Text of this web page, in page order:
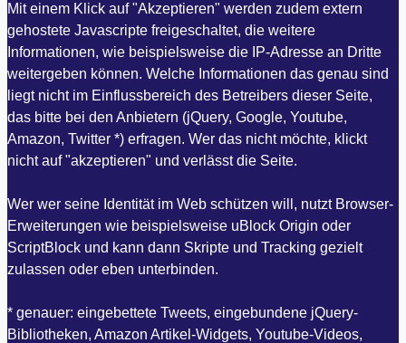
Mit einem Klick auf "Akzeptieren" werden zudem extern
gehostete Javascripte freigeschaltet, die weitere
Informationen, wie beispielsweise die IP-Adresse an Dritte
weitergeben können. Welche Informationen das genau sind
liegt nicht im Einflussbereich des Betreibers dieser Seite,
das bitte bei den Anbietern (jQuery, Google, Youtube,
Amazon, Twitter *) erfragen. Wer das nicht möchte, klickt
nicht auf "akzeptieren" und verlässt die Seite.
Wer wer seine Identität im Web schützen will, nutzt Browser-
Erweiterungen wie beispielsweise uBlock Origin oder
ScriptBlock und kann dann Skripte und Tracking gezielt
zulassen oder eben unterbinden.
* genauer: eingebettete Tweets, eingebundene jQuery-
Bibliotheken, Amazon Artikel-Widgets, Youtube-Videos,